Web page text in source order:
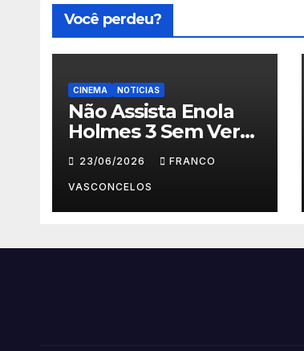
Você perdeu?
CINEMA NOTICIAS
Não Assista Enola
Holmes 3 Sem Ver
Isso Primeiro!
23/06/2026 FRANCO
VASCONCELOS